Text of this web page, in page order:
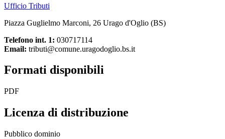
Ufficio Tributi
Piazza Guglielmo Marconi, 26 Urago d'Oglio (BS)
Telefono int. 1: 030717114
Email: tributi@comune.uragodoglio.bs.it
Formati disponibili
PDF
Licenza di distribuzione
Pubblico dominio